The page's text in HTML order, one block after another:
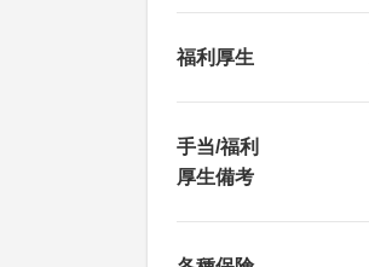
福利厚生
手当/福利
厚生備考